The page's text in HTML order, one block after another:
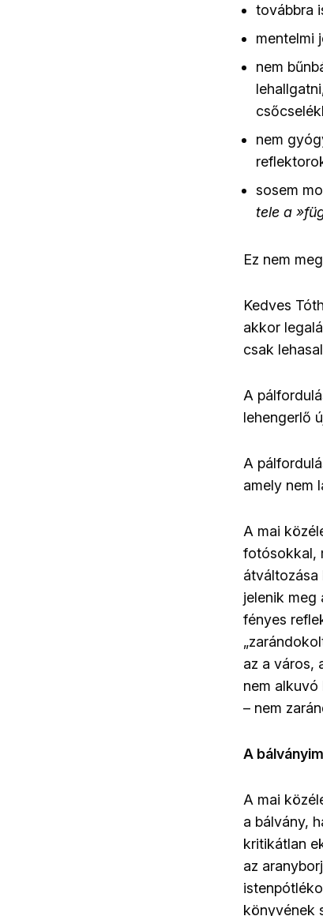
továbbra
mentelmi
nem
nem
sosem
tele a
Ez nem
Kedves
akkor
csak
A
lehengerlő
A
amely nem
A mai
fotósokkal,
átváltozása
jelenik meg
fényes
az a város,
nem alkuvó
– nem
A
A mai
a bálvány,
kritikátlan
az
könyvének